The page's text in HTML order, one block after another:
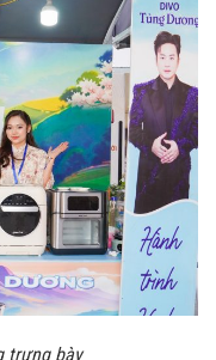
trưng bày